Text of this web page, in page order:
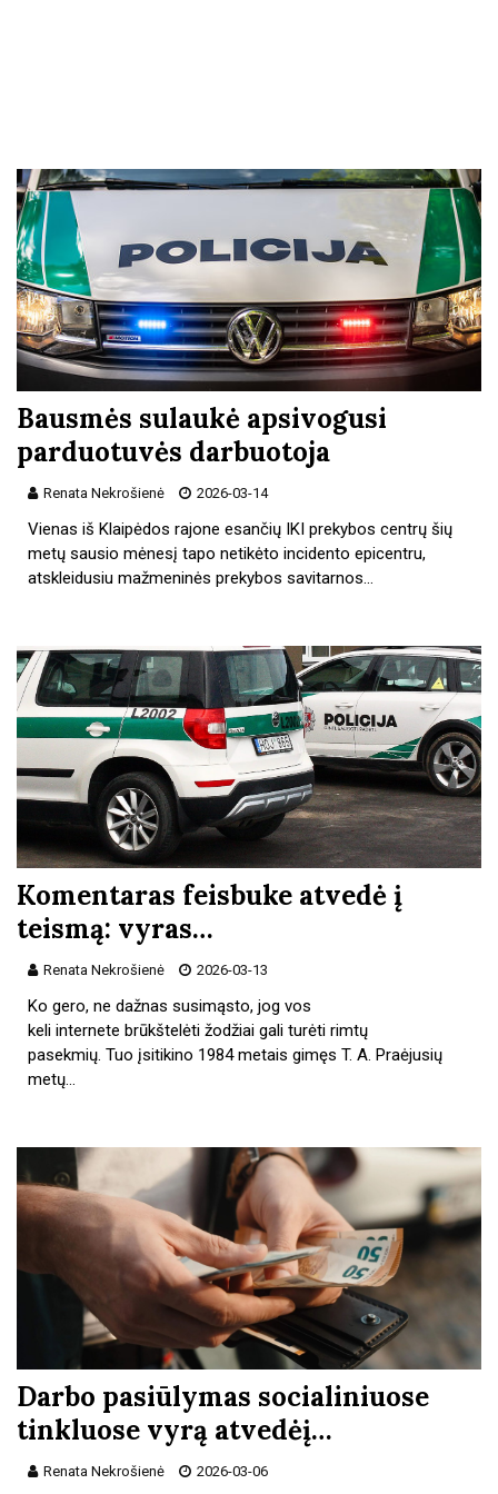
Bausmės sulaukė apsivogusi
parduotuvės darbuotoja
Renata Nekrošienė 2026-03-14
Vienas iš Klaipėdos rajone esančių IKI prekybos centrų šių
metų sausio mėnesį tapo netikėto incidento epicentru,
atskleidusiu mažmeninės prekybos savitarnos…
Komentaras feisbuke atvedė į
teismą: vyras…
Renata Nekrošienė 2026-03-13
Ko gero, ne dažnas susimąsto, jog vos
keli internete brūkštelėti žodžiai gali turėti rimtų
pasekmių. Tuo įsitikino 1984 metais gimęs T. A. Praėjusių
metų…
Darbo pasiūlymas socialiniuose
tinkluose vyrą atvedėį…
Renata Nekrošienė 2026-03-06